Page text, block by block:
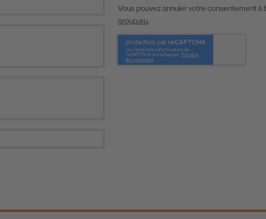
Vous pouvez annuler votre consentement à
group.eu.